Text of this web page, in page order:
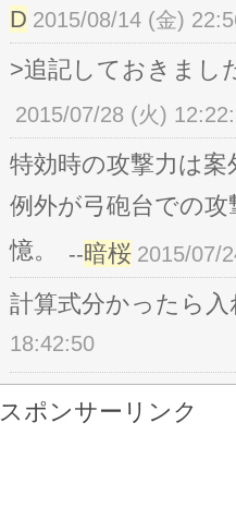
D 2015/08/14 (金)
>追記しておきまし
2015/07/28 (火)
特効時の攻撃力は案
例外が弓砲台での
憶。
--暗桜 2015/07/
計算式分かったら
18:42:50
スポンサーリンク